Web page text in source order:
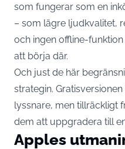
som fungerar som en
– som lägre ljudkvalitet,
och ingen offline-
att börja där.
Och just de här
strategin.
lyssnare, men tillräckligt
dem att uppgradera till
Apples